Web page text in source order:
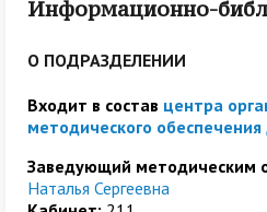
Информационно-
О ПОДРАЗДЕЛЕНИИ
Входит в состав центра
методического
Заведующий методическим
Наталья Сергеевна